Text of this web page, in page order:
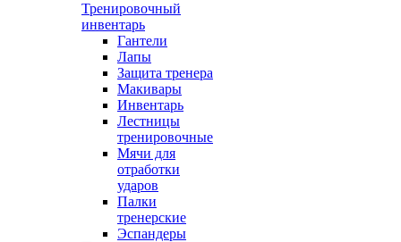
Тренировочный
инвентарь
Гантели
Лапы
Защита тренера
Макивары
Инвентарь
Лестницы
тренировочные
Мячи для
отработки
ударов
Палки
тренерские
Эспандеры